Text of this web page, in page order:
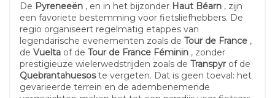
De Pyreneeën , en in het bijzonder Haut Béarn , zijn
een favoriete bestemming voor fietsliefhebbers. De
regio organiseert regelmatig etappes van
legendarische evenementen zoals de Tour de France ,
de Vuelta of de Tour de France Féminin , zonder
prestigieuze wielerwedstrijden zoals de Transpyrof de
Quebrantahuesoste vergeten. Dat is geen toeval: het
gevarieerde terrein en de adembenemende